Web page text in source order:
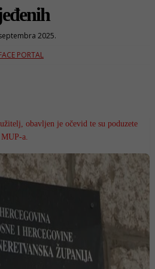
2025.
PORTAL
obavljen je očevid te su poduzete
a.